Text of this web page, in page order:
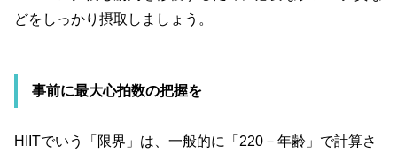
どをしっかり摂取しましょう。
事前に最大心拍数の把握を
HIITでいう「限界」は、一般的に「 220 －年齢」で計算さ